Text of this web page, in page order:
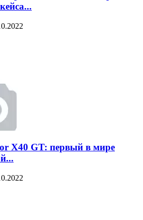
X40 GT: первый в мире